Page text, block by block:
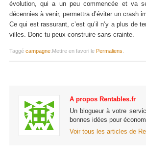
évolution, qui a un peu commencée et va
décennies à venir, permettra d’éviter un crash
Ce qui est rassurant, c’est qu’il n’y a plus de
villes. Donc tu peux construire sans crainte.
Taggé campagne. Mettre en favori le Permaliens
A propos Rentables.fr
Un blogueur à votre
bonnes idées pour
Voir tous les articles de